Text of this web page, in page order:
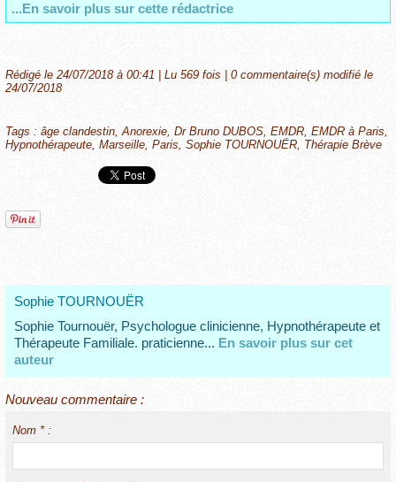
...En savoir plus sur cette rédactrice
Rédigé le 24/07/2018 à 00:41 | Lu 569 fois | 0commentaire(s) modifié le
24/07/2018
Tags : âge clandestin,Anorexie, Dr Bruno DUBOS, EMDR, EMDR à Paris,
Hypnothérapeute, Marseille, Paris, Sophie TOURNOUËR, Thérapie Brève
Sophie TOURNOUËR
Sophie Tournouër, Psychologue clinicienne, Hypnothérapeute et
Thérapeute Familiale. praticienne... En savoir plus sur cet
auteur
Nouveau commentaire :
Nom * :